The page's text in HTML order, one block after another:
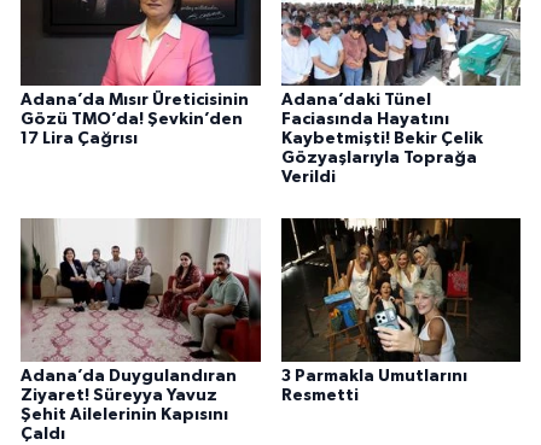
Adana’da Mısır Üreticisinin
Gözü TMO’da! Şevkin’den
17 Lira Çağrısı
Adana’daki Tünel
Faciasında Hayatını
Kaybetmişti! Bekir Çelik
Gözyaşlarıyla Toprağa
Verildi
Adana’da Duygulandıran
Ziyaret! Süreyya Yavuz
Şehit Ailelerinin Kapısını
Çaldı
3 Parmakla Umutlarını
Resmetti